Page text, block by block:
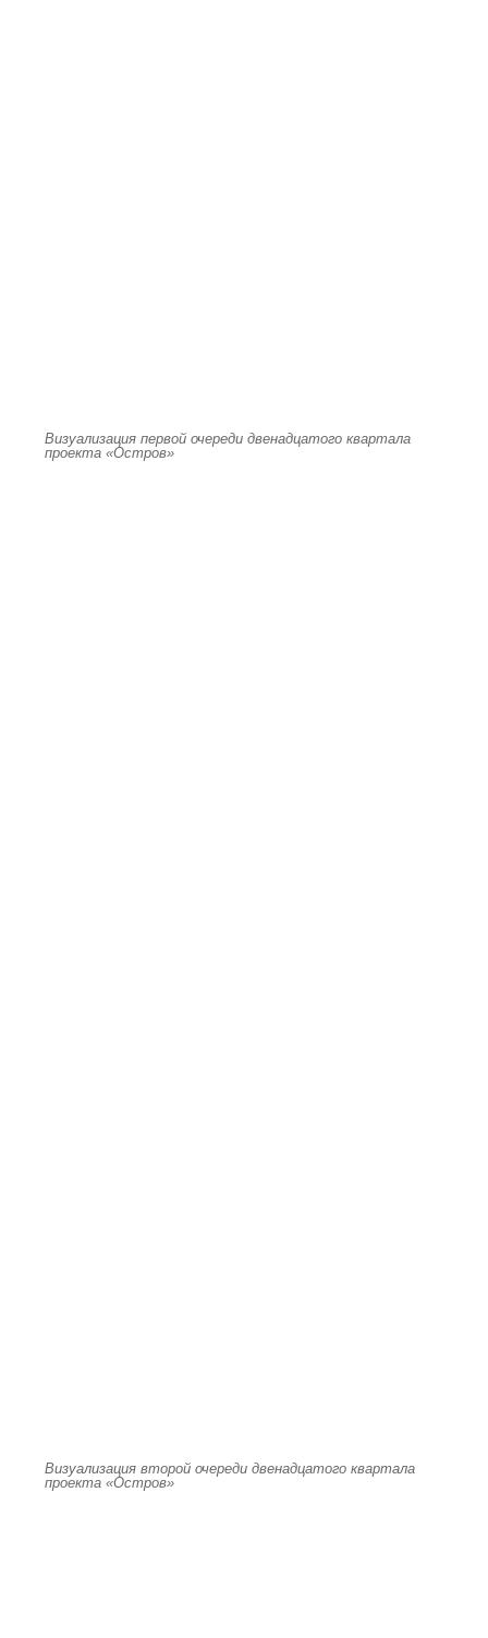
Визуализация первой очереди двенадцатого квартала
проекта «Остров»
Визуализация второй очереди двенадцатого квартала
проекта «Остров»